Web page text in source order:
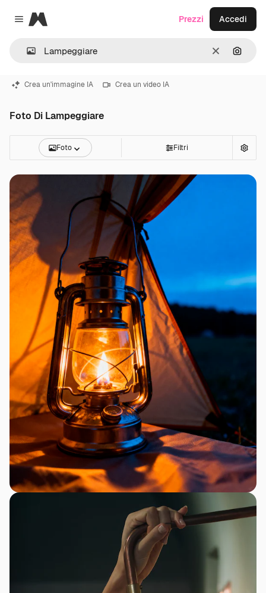
Close menu
Magnific
CancellaCerca
Prezzi Accedi
Crea un'immagine IA Crea un video IA
Foto Di Lampeggiare
Foto Filtri